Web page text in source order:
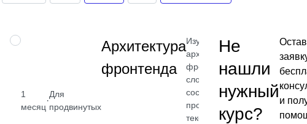
НАВЫК
1
месяц
·
Для
продвинутых
Архитектура
фронтенда
Изучите
архитектуру
фронтенда:
слои,
состояние,
процессы,
тексты и
от 2 400
Не
нашли
нужный
курс?
и